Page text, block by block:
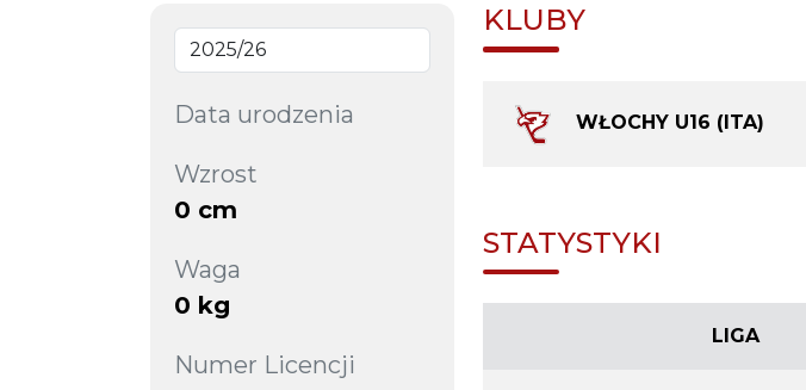
Data urodzenia
Wzrost
0 cm
Waga
0 kg
Numer Licencji
KLUBY
WŁOCHY U16 (ITA)
STATYSTYKI
LIGA